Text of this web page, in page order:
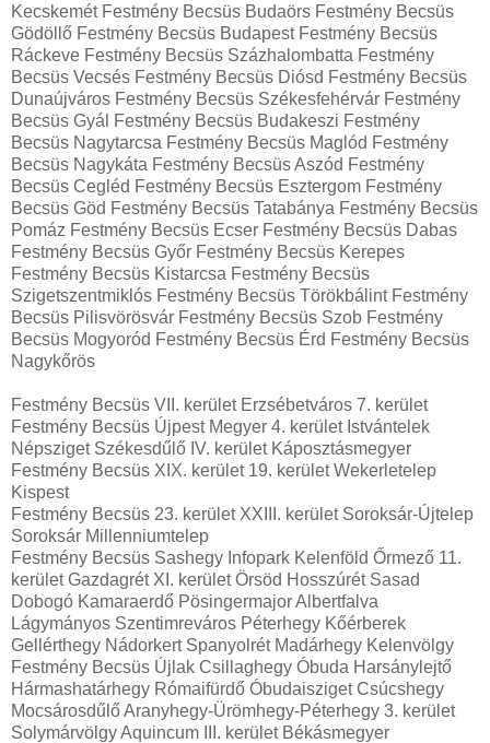
Kecskemét Festmény Becsüs Budaörs Festmény Becsüs
Gödöllő Festmény Becsüs Budapest Festmény Becsüs
Ráckeve Festmény Becsüs Százhalombatta Festmény
Becsüs Vecsés Festmény Becsüs Diósd Festmény Becsüs
Dunaújváros Festmény Becsüs Székesfehérvár Festmény
Becsüs Gyál Festmény Becsüs Budakeszi Festmény
Becsüs Nagytarcsa Festmény Becsüs Maglód Festmény
Becsüs Nagykáta Festmény Becsüs Aszód Festmény
Becsüs Cegléd Festmény Becsüs Esztergom Festmény
Becsüs Göd Festmény Becsüs Tatabánya Festmény Becsüs
Pomáz Festmény Becsüs Ecser Festmény Becsüs Dabas
Festmény Becsüs Győr Festmény Becsüs Kerepes
Festmény Becsüs Kistarcsa Festmény Becsüs
Szigetszentmiklós Festmény Becsüs Törökbálint Festmény
Becsüs Pilisvörösvár Festmény Becsüs Szob Festmény
Becsüs Mogyoród Festmény Becsüs Érd Festmény Becsüs
Nagykőrös
Festmény Becsüs VII. kerület Erzsébetváros 7. kerület
Festmény Becsüs Újpest Megyer 4. kerület Istvántelek
Népsziget Székesdűlő IV. kerület Káposztásmegyer
Festmény Becsüs XIX. kerület 19. kerület Wekerletelep
Kispest
Festmény Becsüs 23. kerület XXIII. kerület Soroksár-Újtelep
Soroksár Millenniumtelep
Festmény Becsüs Sashegy Infopark Kelenföld Őrmező 11.
kerület Gazdagrét XI. kerület Örsöd Hosszúrét Sasad
Dobogó Kamaraerdő Pösingermajor Albertfalva
Lágymányos Szentimreváros Péterhegy Kőérberek
Gellérthegy Nádorkert Spanyolrét Madárhegy Kelenvölgy
Festmény Becsüs Újlak Csillaghegy Óbuda Harsánylejtő
Hármashatárhegy Rómaifürdő Óbudaisziget Csúcshegy
Mocsárosdűlő Aranyhegy-Ürömhegy-Péterhegy 3. kerület
Solymárvölgy Aquincum III. kerület Békásmegyer